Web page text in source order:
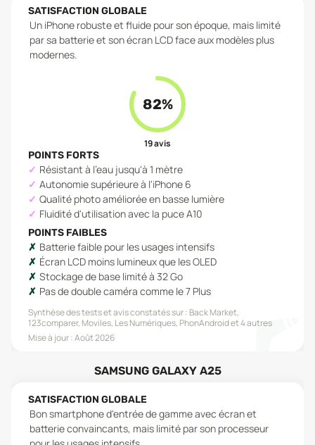
SATISFACTION GLOBALE
Un iPhone robuste et fluide pour son époque, mais limité
par sa batterie et son écran LCD face aux modèles plus
modernes.
82%
19avis
POINTS FORTS
Résistant à l'eau jusqu'à 1 mètre
Autonomie supérieure à l'iPhone 6
Qualité photo améliorée en basse lumière
Fluidité d'utilisation avec la puce A10
POINTS FAIBLES
Batterie faible pour les usages intensifs
Écran LCD moins lumineux que les OLED
Stockage de base limité à 32 Go
Pas de double caméra comme le 7 Plus
Synthèse des tests et avis constatés sur : Back Market,
123comparer, Moviles, Les Numériques, PhonAndroidet 4 autres
Mise à jour :Août 2026
SAMSUNG GALAXY A25
SATISFACTION GLOBALE
Bon smartphone d'entrée de gamme avec écran et
batterie convaincants, mais limité par son processeur